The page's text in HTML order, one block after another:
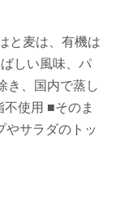
と麦は、有機は
しい風味、パ
き、国内で蒸し
使用 ■そのま
やサラダのトッ